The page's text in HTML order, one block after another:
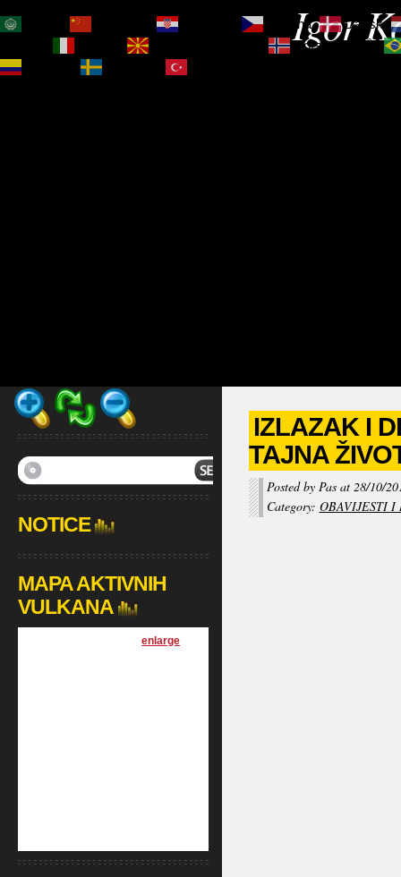
Igor
IZLAZAK I
TAJNA
Posted by Pas at 28/10/
Category: OBAVIJESTI I
NOTICE
MAPA AKTIVNIH
VULKANA
[enlarge
Čeština‎
Dansk
Norsk bokmål